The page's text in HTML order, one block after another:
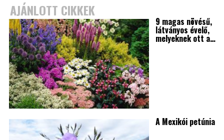
AJÁNLOTT CIKKEK
9 magas növésű,
látványos évelő,
melyeknek ott a…
A Mexikói petúnia